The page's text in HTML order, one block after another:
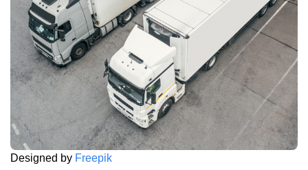
Designed by Freepik